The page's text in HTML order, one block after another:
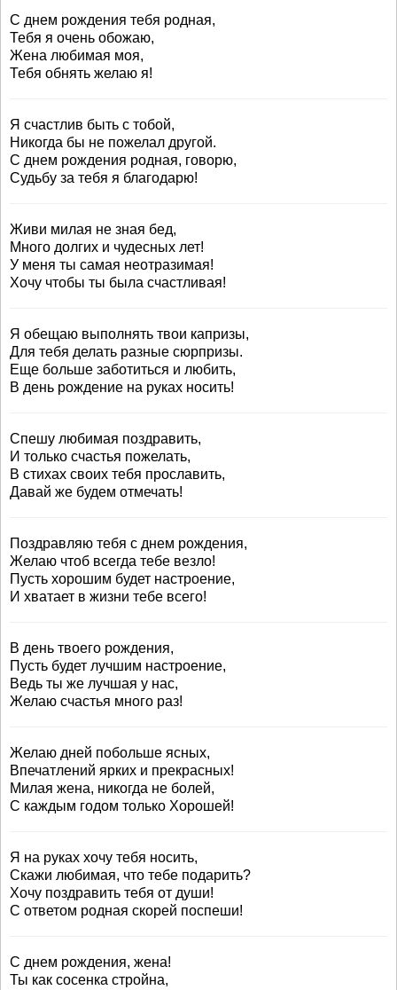
С днем рождения тебя родная,
Тебя я очень обожаю,
Жена любимая моя,
Тебя обнять желаю я!
Я счастлив быть с тобой,
Никогда бы не пожелал другой.
С днем рождения родная, говорю,
Судьбу за тебя я благодарю!
Живи милая не зная бед,
Много долгих и чудесных лет!
У меня ты самая неотразимая!
Хочу чтобы ты была счастливая!
Я обещаю выполнять твои капризы,
Для тебя делать разные сюрпризы.
Еще больше заботиться и любить,
В день рождение на руках носить!
Спешу любимая поздравить,
И только счастья пожелать,
В стихах своих тебя прославить,
Давай же будем отмечать!
Поздравляю тебя с днем рождения,
Желаю чтоб всегда тебе везло!
Пусть хорошим будет настроение,
И хватает в жизни тебе всего!
В день твоего рождения,
Пусть будет лучшим настроение,
Ведь ты же лучшая у нас,
Желаю счастья много раз!
Желаю дней побольше ясных,
Впечатлений ярких и прекрасных!
Милая жена, никогда не болей,
С каждым годом только Хорошей!
Я на руках хочу тебя носить,
Скажи любимая, что тебе подарить?
Хочу поздравить тебя от души!
С ответом родная скорей поспеши!
С днем рождения, жена!
Ты как сосенка стройна,